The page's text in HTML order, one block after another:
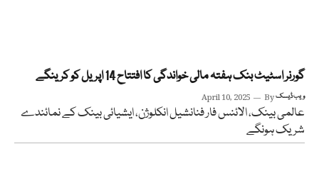
گورنر اسٹیٹ بنک ہفتہ مالی خواندگی کا افتتاح 14 اپریل کو کرینگے
April 10, 2025 Byویب ڈیسک
عالمی بینک، الائنس فار فنانشیل انکلوژن، ایشیائی بینک کے نمائندے
شریک ہونگے